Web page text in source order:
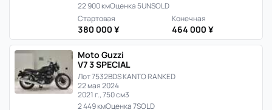
22 900 кмОценка 5UNSOLD
Стартовая
380 000 ¥
Конечная
464 000 ¥
Moto Guzzi
V7 3 SPECIAL
Лот 7532BDS KANTO RANKED
22 мая 2024
2021 г., 750 см3
2 449 кмОценка 7SOLD